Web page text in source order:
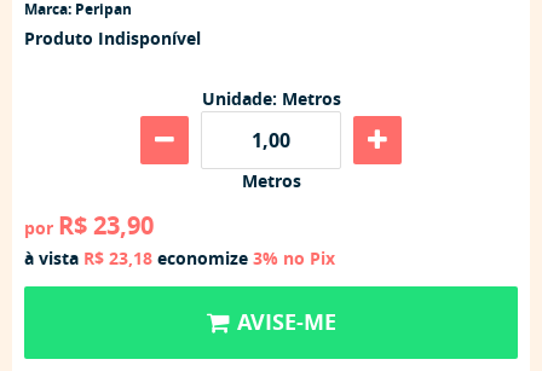
Marca: Peripan
Produto Indisponível
Unidade: Metros
Metros
por R$ 23,90
à vista R$ 23,18 economize 3% no Pix
AVISE-ME